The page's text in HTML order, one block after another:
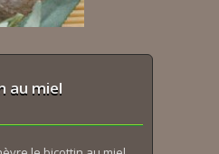
au miel